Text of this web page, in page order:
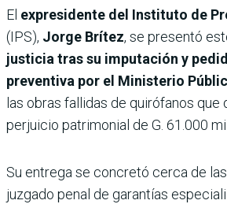
El expresidente del Instituto de
(IPS), Jorge Brítez, se presentó
justicia tras su imputación y
preventiva por el Ministerio
las obras fallidas de quirófanos que
perjuicio patrimonial de G. 61.000
Su entrega se concretó cerca de las
juzgado penal de garantías